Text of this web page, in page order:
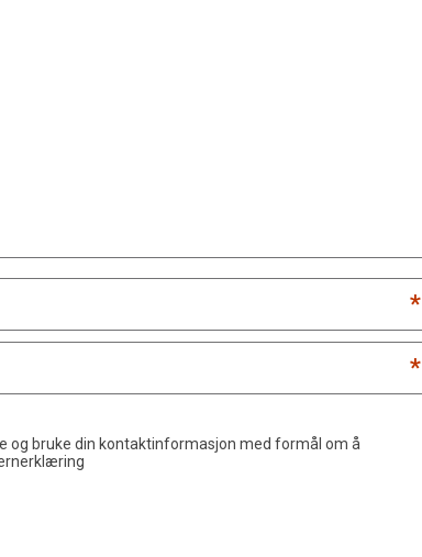
*
*
og bruke din kontaktinformasjon med formål om å